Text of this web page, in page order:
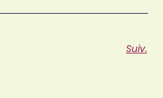
Suiv.